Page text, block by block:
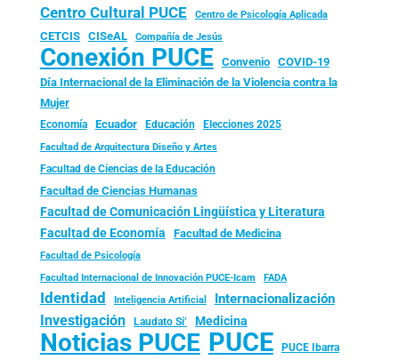
Centro Cultural PUCE Centro de Psicología Aplicada
CETCIS CISeAL Compañía de Jesús
Conexión PUCE Convenio
COVID-19
Día Internacional de la Eliminación de la Violencia contra la
Mujer
Economía Ecuador Educación Elecciones 2025
Facultad de Arquitectura Diseño y Artes
Facultad de Ciencias de la Educación
Facultad de Ciencias Humanas
Facultad de Comunicación Lingüística y Literatura
Facultad de Economía Facultad de Medicina
Facultad de Psicología
Facultad Internacional de Innovación PUCE-Icam FADA
Identidad Inteligencia Artificial Internacionalización
Investigación Laudato Si’ Medicina
Noticias PUCE PUCE PUCE Ibarra